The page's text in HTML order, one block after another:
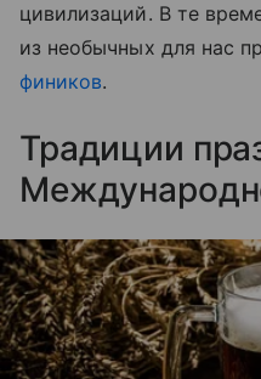
цивилизаций. В те
из необычных для нас
фиников.
Традиции